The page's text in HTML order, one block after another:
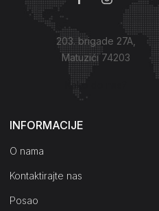
203. brigade 27A,
Matuzići 74203
Kako do nas?
INFORMACIJE
O nama
Kontaktirajte nas
Posao